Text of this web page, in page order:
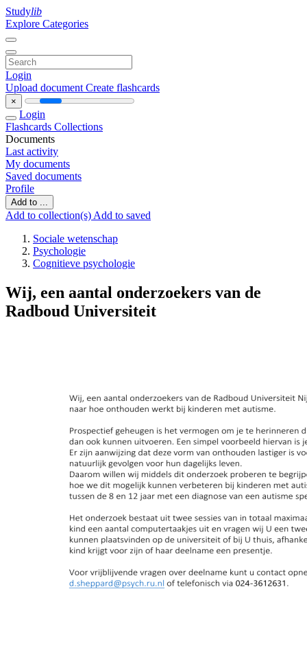
Studylib
Explore Categories
Login
Upload document Create flashcards
×
Login
Flashcards Collections
Documents
Last activity
My documents
Saved documents
Profile
Add to ...
Add to collection(s) Add to saved
Sociale wetenschap
Psychologie
Cognitieve psychologie
Wij, een aantal onderzoekers van de
Radboud Universiteit